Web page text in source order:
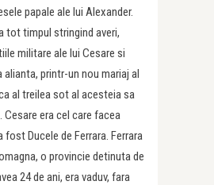
papale ale lui Alexander.
tot timpul stringind averi,
militare ale lui Cesare si
alianta, printr-un nou mariaj al
al treilea sot al acesteia sa
Cesare era cel care facea
Ducele de Ferrara. Ferrara
o provincie detinuta de
24 de ani, era vaduv, fara